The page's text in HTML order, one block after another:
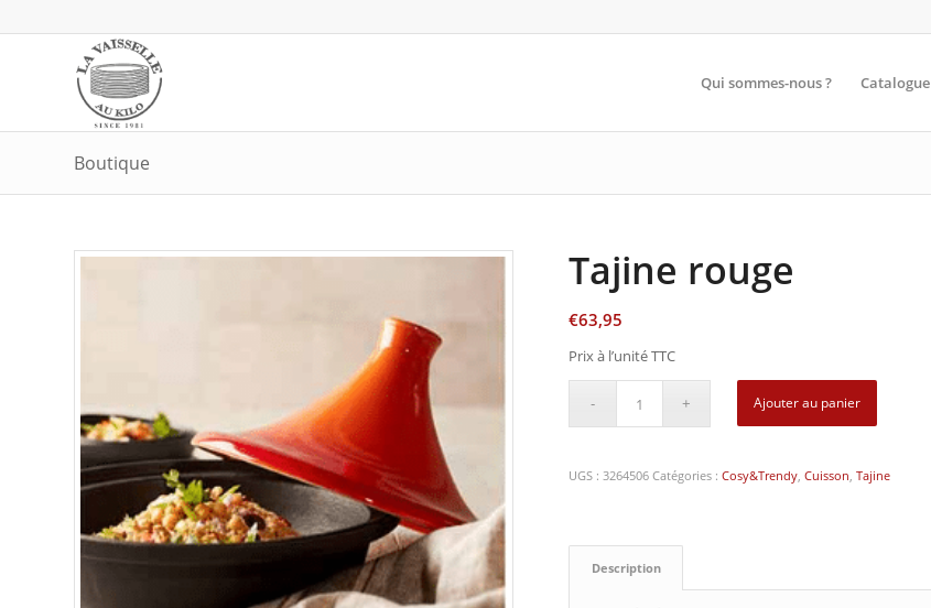
Qui sommes-nous ? Catalogue
Boutique
Tajine rouge
€63,95
Prix à l’unité TTC
Ajouter au panier
UGS :3264506 Catégories :Cosy&Trendy,Cuisson,Tajine
Description